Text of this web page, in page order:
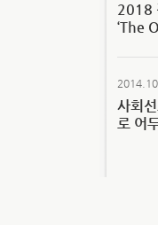
2018
‘The
사회
로 어